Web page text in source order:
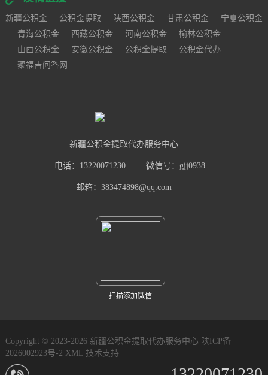
新疆公积金 公积金提取 陕西公积金 甘肃公积金
宁夏公积金
青海公积金
西藏公积金 河南公积金
榆林公积金
山西公积金
安徽公积金 公积金提取
公积金代办
聚福吉问答网
新疆公积金提取代办服务中心
电话：13220071230 微信号：gjj0938
邮箱：383474898@qq.com
扫描添加微信
Copyright © 2023-2026 新疆公积金提取代办服务中心 陕ICP备
2026002923号-2 XML 技术支持